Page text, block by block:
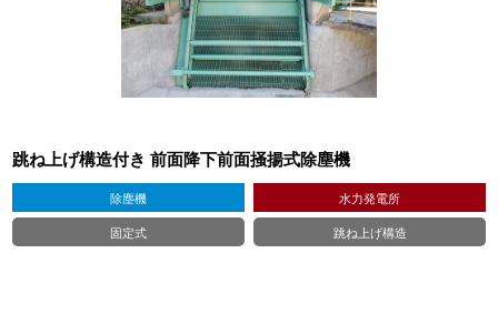
跳ね上げ構造付き 前面降下前面掻揚式除塵機
除塵機
水力発電所
固定式
跳ね上げ構造